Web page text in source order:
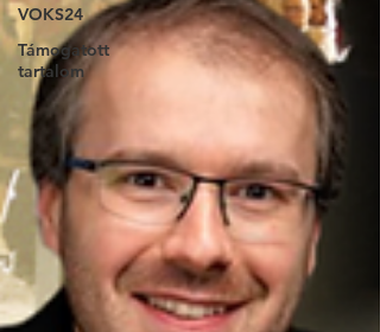
VOKS24
Támogatott
tartalom